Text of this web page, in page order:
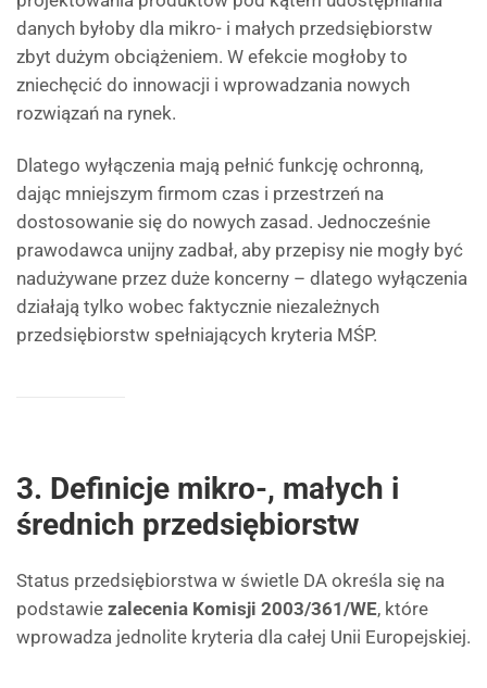
danych byłoby dla mikro- i małych przedsiębiorstw
zbyt dużym obciążeniem. W efekcie mogłoby to
zniechęcić do innowacji i wprowadzania nowych
rozwiązań na rynek.
Dlatego wyłączenia mają pełnić funkcję ochronną,
dając mniejszym firmom czas i przestrzeń na
dostosowanie się do nowych zasad. Jednocześnie
prawodawca unijny zadbał, aby przepisy nie mogły być
nadużywane przez duże koncerny – dlatego wyłączenia
działają tylko wobec faktycznie niezależnych
przedsiębiorstw spełniających kryteria MŚP.
3. Definicje mikro-, małych i
średnich przedsiębiorstw
Status przedsiębiorstwa w świetle DA określa się na
podstawie zalecenia Komisji 2003/361/WE, które
wprowadza jednolite kryteria dla całej Unii Europejskiej.